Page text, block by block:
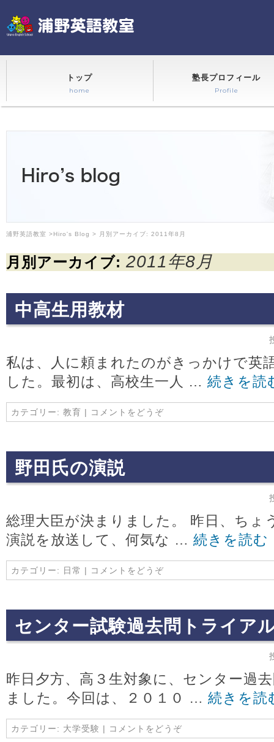
トップ
home
塾長プロフィール
Profile
浦野英語教室 >Hiro's Blog > 月別アーカイブ: 2011年8月
月別アーカイブ: 2011年8月
中高生用教材
私は、人に頼まれたのがきっかけで英
した。最初は、高校生一人 … 続きを読
カテゴリー: 教育 | コメントをどうぞ
野田氏の演説
総理大臣が決まりました。 昨日、ちょ
演説を放送して、何気な … 続きを読む
カテゴリー: 日常 | コメントをどうぞ
センター試験過去問トライア
昨日夕方、高３生対象に、センター過
ました。今回は、２０１０ … 続きを
カテゴリー: 大学受験 | コメントをどうぞ